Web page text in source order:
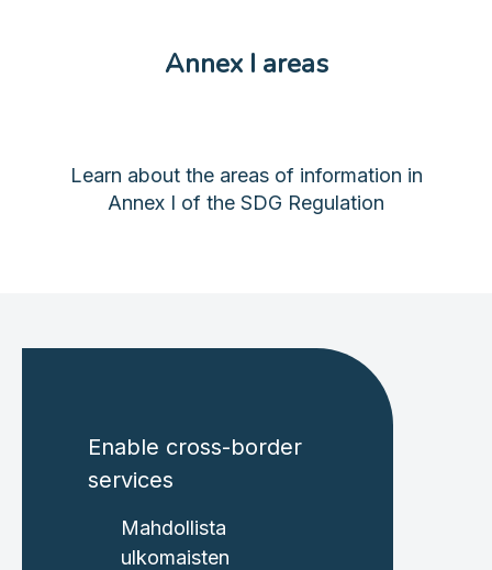
Annex I areas
Learn about the areas of information in
Annex I of the SDG Regulation
Enable cross-border
services
Mahdollista
ulkomaisten